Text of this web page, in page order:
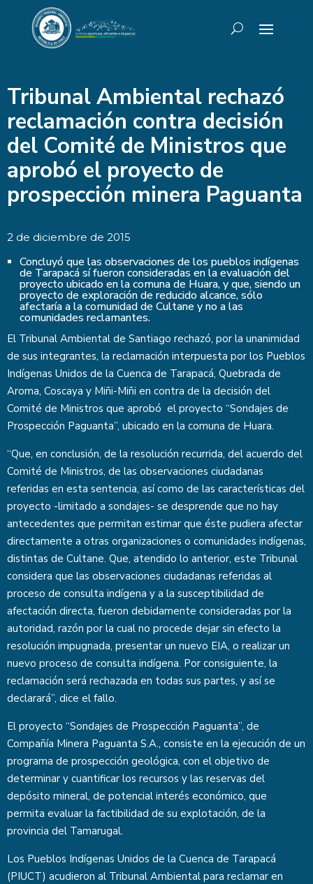
Tribunal Ambiental rechazó
reclamación contra decisión
del Comité de Ministros que
aprobó el proyecto de
prospección minera Paguanta
2 de diciembre de 2015
Concluyó que las observaciones de los pueblos indígenas
de Tarapacá sí fueron consideradas en la evaluación del
proyecto ubicado en la comuna de Huara, y que, siendo un
proyecto de exploración de reducido alcance, sólo
afectaría a la comunidad de Cultane y no a las
comunidades reclamantes.
El Tribunal Ambiental de Santiago rechazó, por la unanimidad
de sus integrantes, la reclamación interpuesta por los Pueblos
Indígenas Unidos de la Cuenca de Tarapacá, Quebrada de
Aroma, Coscaya y Miñi-Miñi en contra de la decisión del
Comité de Ministros que aprobó el proyecto “Sondajes de
Prospección Paguanta”, ubicado en la comuna de Huara.
“Que, en conclusión, de la resolución recurrida, del acuerdo del
Comité de Ministros, de las observaciones ciudadanas
referidas en esta sentencia, así como de las características del
proyecto -limitado a sondajes- se desprende que no hay
antecedentes que permitan estimar que éste pudiera afectar
directamente a otras organizaciones o comunidades indígenas,
distintas de Cultane. Que, atendido lo anterior, este Tribunal
considera que las observaciones ciudadanas referidas al
proceso de consulta indígena y a la susceptibilidad de
afectación directa, fueron debidamente consideradas por la
autoridad, razón por la cual no procede dejar sin efecto la
resolución impugnada, presentar un nuevo EIA, o realizar un
nuevo proceso de consulta indígena. Por consiguiente, la
reclamación será rechazada en todas sus partes, y así se
declarará”, dice el fallo.
El proyecto “Sondajes de Prospección Paguanta”, de
Compañía Minera Paguanta S.A., consiste en la ejecución de un
programa de prospección geológica, con el objetivo de
determinar y cuantificar los recursos y las reservas del
depósito mineral, de potencial interés económico, que
permita evaluar la factibilidad de su explotación, de la
provincia del Tamarugal.
Los Pueblos Indígenas Unidos de la Cuenca de Tarapacá
(PIUCT) acudieron al Tribunal Ambiental para reclamar en